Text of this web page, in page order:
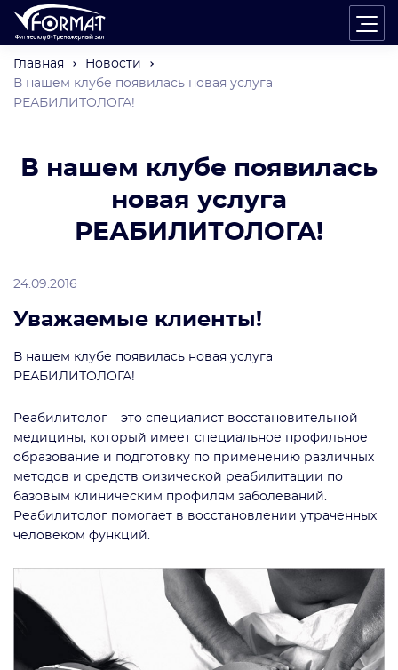
Главная
Новости
В нашем клубе появилась новая услуга
РЕАБИЛИТОЛОГА!
В нашем клубе появилась
новая услуга
РЕАБИЛИТОЛОГА!
24.09.2016
Уважаемые клиенты!
В нашем клубе появилась новая услуга
РЕАБИЛИТОЛОГА!
Реабилитолог – это специалист восстановительной
медицины, который имеет специальное профильное
образование и подготовку по применению различных
методов и средств физической реабилитации по
базовым клиническим профилям заболеваний.
Реабилитолог помогает в восстановлении утраченных
человеком функций.